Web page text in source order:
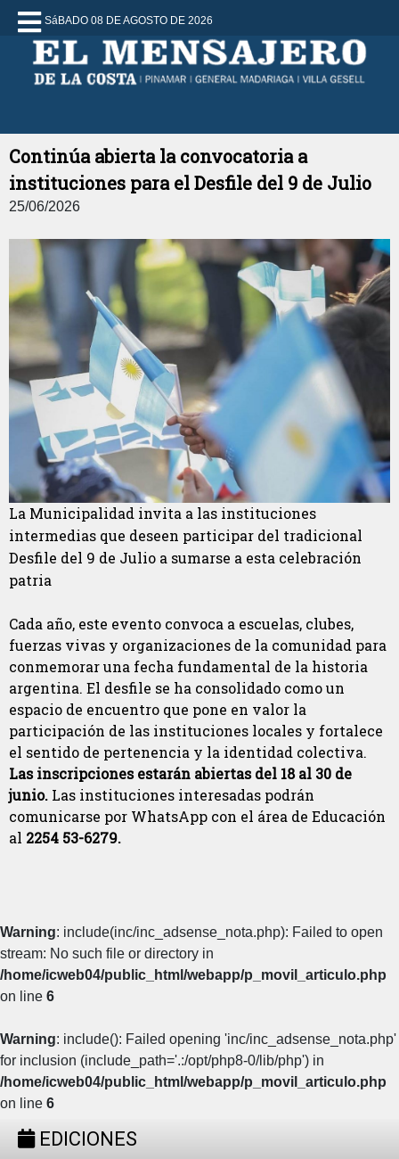
SáBADO 08 DE AGOSTO DE 2026
Continúa abierta la convocatoria a
instituciones para el Desfile del 9 de Julio
25/06/2026
La Municipalidad invita a las instituciones
intermedias que deseen participar del tradicional
Desfile del 9 de Julio a sumarse a esta celebración
patria
Cada año, este evento convoca a escuelas, clubes,
fuerzas vivas y organizaciones de la comunidad para
conmemorar una fecha fundamental de la historia
argentina. El desfile se ha consolidado como un
espacio de encuentro que pone en valor la
participación de las instituciones locales y fortalece
el sentido de pertenencia y la identidad colectiva.
Las inscripciones estarán abiertas del 18 al 30 de
junio. Las instituciones interesadas podrán
comunicarse por WhatsApp con el área de Educación
al 2254 53-6279.
Warning: include(inc/inc_adsense_nota.php): Failed to open
stream: No such file or directory in
/home/icweb04/public_html/webapp/p_movil_articulo.php
on line 6
Warning: include(): Failed opening 'inc/inc_adsense_nota.php'
for inclusion (include_path='.:/opt/php8-0/lib/php') in
/home/icweb04/public_html/webapp/p_movil_articulo.php
on line 6
EDICIONES